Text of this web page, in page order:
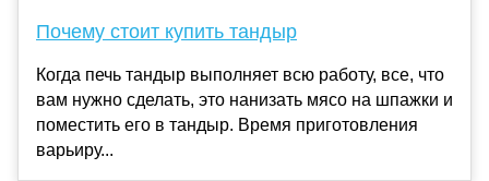
Почему стоит купить тандыр
Когда печь тандыр выполняет всю работу, все, что
вам нужно сделать, это нанизать мясо на шпажки и
поместить его в тандыр. Время приготовления
варьиру...